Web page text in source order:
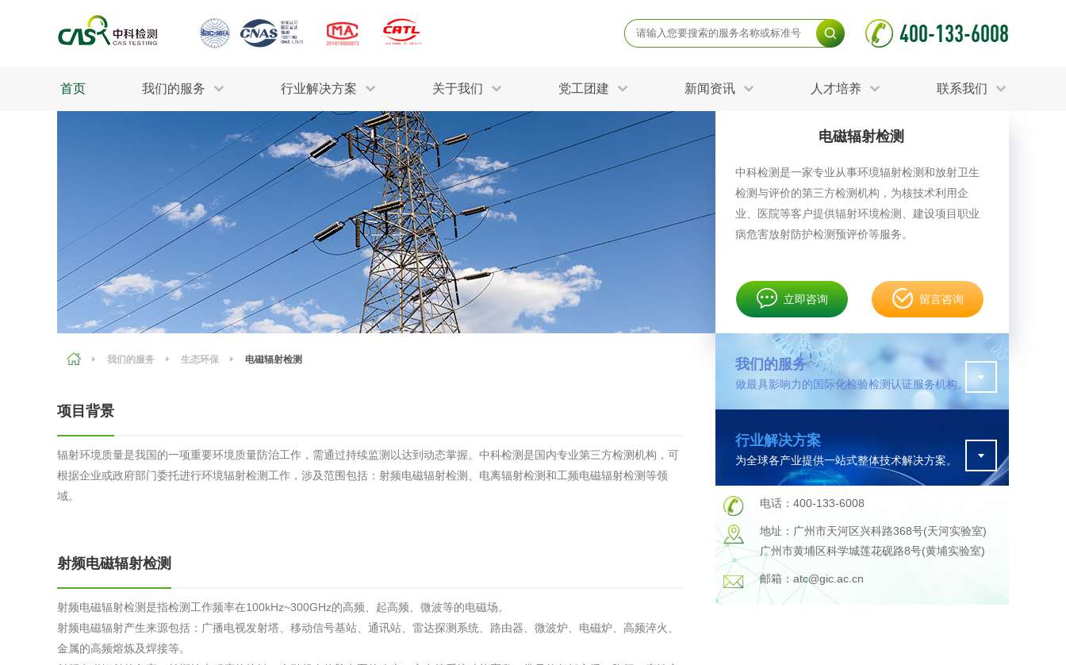
400-133-6008
首页 我们的服务 行业解决方案 关于我们 党工团建 新闻资讯 人才培养 联系我们
石油化工
轻工产品
制药医疗
电子电气
农副产品
专项服务
检测服务
污水检测 三废监测 声环境与振动检测
废气检测 二噁英检测 更多
评估调查
耕地质量评价 矿山资源调查 危废鉴定
更多
清洁生产审核 环境风险评价 矿山场地调查 更多
海洋测绘 基准网监测 摄影测量与遥感 更多
在线咨询 在线咨询
行业解决方案
INDUSTRY SOLUTIONS
为全球各产业提供一站式
整体技术解决方案。
产品质量鉴定
生态环境检测
消毒检测备案
空气净化检测
病毒杀灭试验
防护产品检测
成分分析化验
运动场地检测
涉水产品检测
食品接触材料检测
可靠性测试
化妆品检测
水资源检测
毒理检测
光伏检测
电磁辐射检测
中科检测是一家专业从事环境辐射检测和放射卫生
检测与评价的第三方检测机构，为核技术利用企
业、医院等客户提供辐射环境检测、建设项目职业
病危害放射防护检测预评价等服务。
立即咨询 留言咨询
我们的服务 生态环保 电磁辐射检测
项目背景
辐射环境质量是我国的一项重要环境质量防治工作，需通过持续监测以达到动态掌握。中科检测是国内专业第三方检测机构，可
根据企业或政府部门委托进行环境辐射检测工作，涉及范围包括：射频电磁辐射检测、电离辐射检测和工频电磁辐射检测等领
域。
射频电磁辐射检测
射频电磁辐射检测是指检测工作频率在100kHz~300GHz的高频、起高频、微波等的电磁场。
射频电磁辐射产生来源包括：广播电视发射塔、移动信号基站、通讯站、雷达探测系统、路由器、微波炉、电磁炉、高频淬火、
金属的高频熔炼及焊接等。
我们的服务
做最具影响力的国际化检验检测认证服务机构。
行业解决方案
为全球各产业提供一站式整体技术解决方案。
电话：400-133-6008
地址：广州市天河区兴科路368号(天河实验室)
广州市黄埔区科学城莲花砚路8号(黄埔实验室)
邮箱：atc@gic.ac.cn